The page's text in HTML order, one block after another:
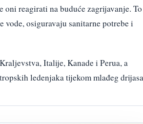
reagirati na buduće zagrijavanje. To
osiguravaju sanitarne potrebe i
Italije, Kanade i Perua, a
ledenjaka tijekom mlađeg